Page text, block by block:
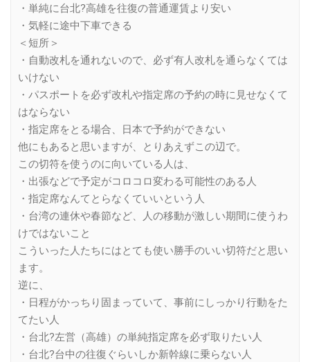
・単純に台北?高雄を往復の普通運賃より安い
・気軽に途中下車できる
＜短所＞
・自動改札を通れないので、必ず有人改札を通らなくては
いけない
・パスポートを必ず改札や指定席の予約の時に見せなくて
はならない
・指定席をとる場合、日本で予約ができない
他にもあると思いますが、とりあえずこの辺で。
この切符を使うのに向いている人は、
・出張などで予定がコロコロ変わる可能性のある人
・指定席なんてとらなくていいという人
・台湾の連休や春節など、人の移動が激しい期間に使うわ
けではないこと
こういった人たちにはとても使い勝手のいい切符だと思い
ます。
逆に、
・日程がかっちり固まっていて、事前にしっかり行動をた
てたい人
・台北?左営（高雄）の単純指定席を必ず取りたい人
・台北?台中の往復ぐらいしか新幹線に乗らない人